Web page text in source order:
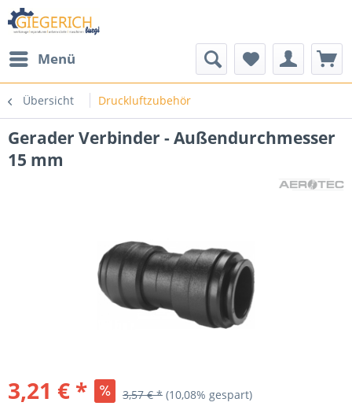
Menü
Übersicht Druckluftzubehör
Gerader Verbinder - Außendurchmesser
15 mm
3,21 € * 3,57 € * (10,08% gespart)